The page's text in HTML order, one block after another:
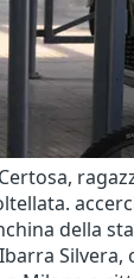
della
Silvera,